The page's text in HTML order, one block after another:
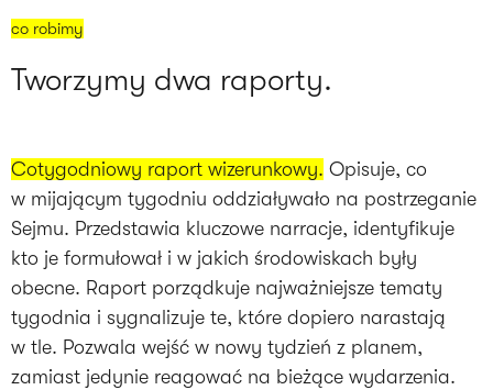
co robimy
Tworzymy dwa raporty.
Cotygodniowy raport wizerunkowy. Opisuje, co
w mijającym tygodniu oddziaływało na postrzeganie
Sejmu. Przedstawia kluczowe narracje, identyfikuje
kto je formułował i w jakich środowiskach były
obecne. Raport porządkuje najważniejsze tematy
tygodnia i sygnalizuje te, które dopiero narastają
w tle. Pozwala wejść w nowy tydzień z planem,
zamiast jedynie reagować na bieżące wydarzenia.